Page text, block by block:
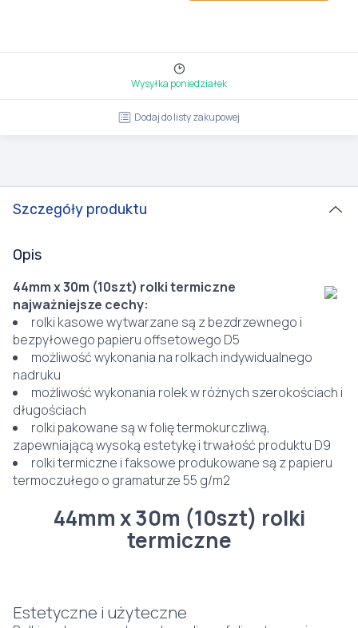
Wysyłka poniedziałek
Dodaj do listy zakupowej
Szczegóły produktu
Opis
44mm x 30m (10szt) rolki termiczne
najważniejsze cechy:
rolki kasowe wytwarzane są z bezdrzewnego i
bezpyłowego papieru offsetowego D5
możliwość wykonania na rolkach indywidualnego
nadruku
możliwość wykonania rolek w różnych szerokościach i
długościach
rolki pakowane są w folię termokurczliwą,
zapewniającą wysoką estetykę i trwałość produktu D9
rolki termiczne i faksowe produkowane są z papieru
termoczułego o gramaturze 55 g/m2
44mm x 30m (10szt) rolki
termiczne
Estetyczne i użyteczne